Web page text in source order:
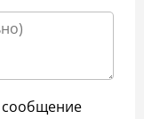
сообщение